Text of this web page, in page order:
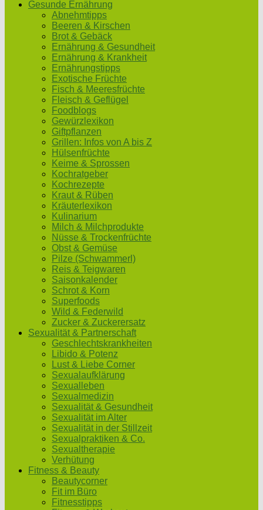
Gesunde Ernährung
Abnehmtipps
Beeren & Kirschen
Brot & Gebäck
Ernährung & Gesundheit
Ernährung & Krankheit
Ernährungstipps
Exotische Früchte
Fisch & Meeresfrüchte
Fleisch & Geflügel
Foodblogs
Gewürzlexikon
Giftpflanzen
Grillen: Infos von A bis Z
Hülsenfrüchte
Keime & Sprossen
Kochratgeber
Kochrezepte
Kraut & Rüben
Kräuterlexikon
Kulinarium
Milch & Milchprodukte
Nüsse & Trockenfrüchte
Obst & Gemüse
Pilze (Schwammerl)
Reis & Teigwaren
Saisonkalender
Schrot & Korn
Superfoods
Wild & Federwild
Zucker & Zuckerersatz
Sexualität & Partnerschaft
Geschlechtskrankheiten
Libido & Potenz
Lust & Liebe Corner
Sexualaufklärung
Sexualleben
Sexualmedizin
Sexualität & Gesundheit
Sexualität im Alter
Sexualität in der Stillzeit
Sexualpraktiken & Co.
Sexualtherapie
Verhütung
Fitness & Beauty
Beautycorner
Fit im Büro
Fitnesstipps